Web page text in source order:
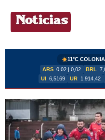
11°C COLONIA
ARS 0,02 | 0,02 BRL
UI 6,5169 UR 1.914,42